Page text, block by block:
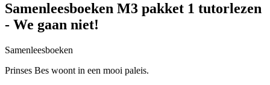
Samenleesboeken M3 pakket 1 tutorlezen
- We gaan niet!
Samenleesboeken
Prinses Bes woont in een mooi paleis.